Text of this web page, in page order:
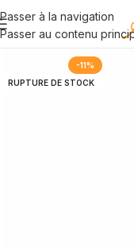
Passer à la navigation
Passer au contenu
-11%
RUPTURE DE STOCK